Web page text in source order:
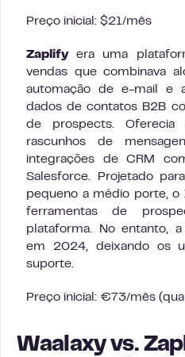
Preço inicial: $21/mês
Zaplifyera uma
vendas que combinava
automação de e-mail e
dados de contatos B2B
de prospects. Oferecia
rascunhos de
integrações de CRM
Salesforce. Projetado
pequeno a médio porte,
ferramentas de
plataforma. No entanto,
em 2024, deixando os
suporte.
Preço inicial: €73/mês
Waalaxy vs.